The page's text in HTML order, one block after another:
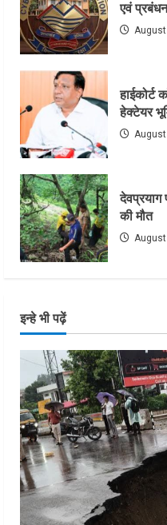
एवं
हाईकोर्ट
हेक्टेयर
देवप्रयाग
की मौत
इन्हे भी पढ़ें